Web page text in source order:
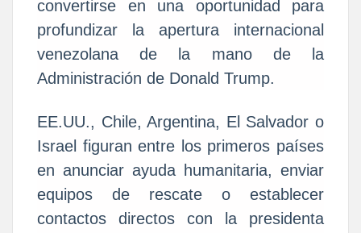
convertirse en una oportunidad para
profundizar la apertura internacional
venezolana de la mano de la
Administración de Donald Trump.
EE.UU., Chile, Argentina, El Salvador o
Israel figuran entre los primeros países
en anunciar ayuda humanitaria, enviar
equipos de rescate o establecer
contactos directos con la presidenta